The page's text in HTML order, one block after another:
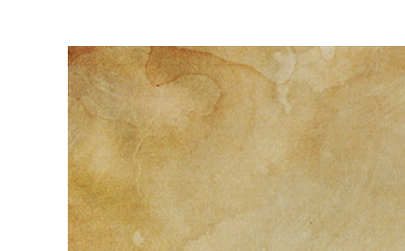
Usługi
Kolekcja